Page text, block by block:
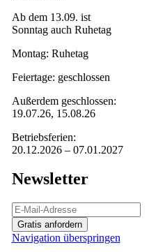
Ab dem 13.09. ist
Sonntag auch Ruhetag
Montag: Ruhetag
Feiertage: geschlossen
Außerdem geschlossen:
19.07.26, 15.08.26
Betriebsferien:
20.12.2026 – 07.01.2027
Newsletter
Gratis anfordern
Navigation überspringen